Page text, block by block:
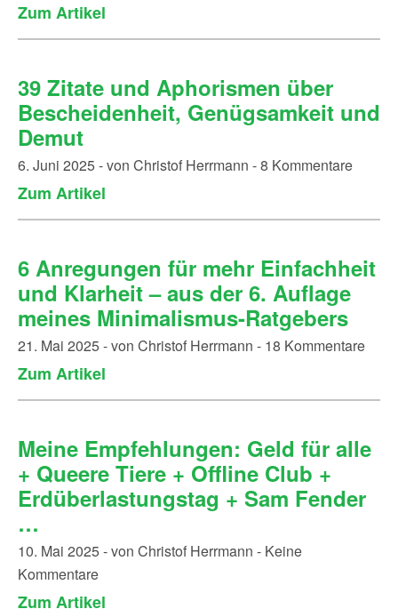
Zum Artikel
39 Zitate und Aphorismen über
Bescheidenheit, Genügsamkeit und
Demut
6. Juni 2025 - von Christof Herrmann - 8 Kommentare
Zum Artikel
6 Anregungen für mehr Einfachheit
und Klarheit – aus der 6. Auflage
meines Minimalismus-Ratgebers
21. Mai 2025 - von Christof Herrmann - 18 Kommentare
Zum Artikel
Meine Empfehlungen: Geld für alle
+ Queere Tiere + Offline Club +
Erdüberlastungstag + Sam Fender
…
10. Mai 2025 - von Christof Herrmann - Keine
Kommentare
Zum Artikel